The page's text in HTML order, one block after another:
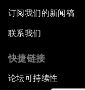
订阅我们的新闻稿
联系我们
快捷链接
论坛可持续性